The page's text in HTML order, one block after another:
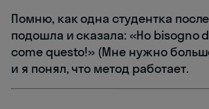
Помню, как одна студентка
подошла и сказала: «Ho bisogno
come questo!» (Мне нужно
и я понял, что метод работает.